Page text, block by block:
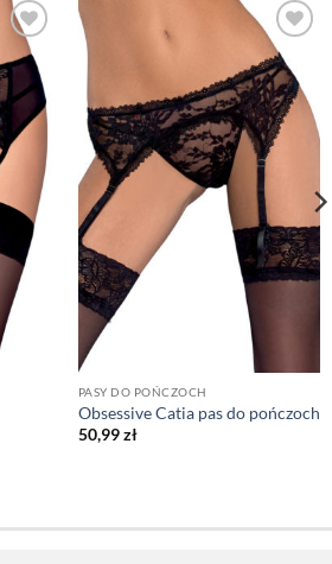
PASY DO POŃCZOCH
Obsessive Catia pas do pończoch
50,99zł